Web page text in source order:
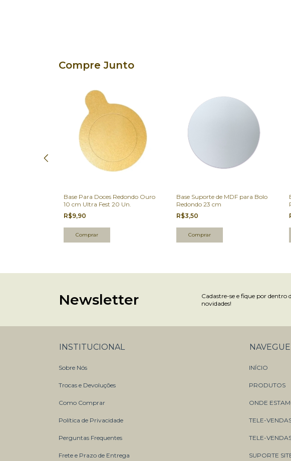
Compre Junto
Base Para Doces Redondo Ouro
10 cm Ultra Fest 20 Un.
R$9,90
Base Suporte de MDF para Bolo
Redondo 23 cm
R$3,50
Newsletter
Cadastre-se e fique por dentro
novidades!
INSTITUCIONAL
Sobre Nós
Trocas e Devoluções
Como Comprar
Política de Privacidade
Perguntas Frequentes
Frete e Prazo de Entrega
NAVEGUE
INÍCIO
PRODUTOS
ONDE
TELE-
TELE-
SUPORTE